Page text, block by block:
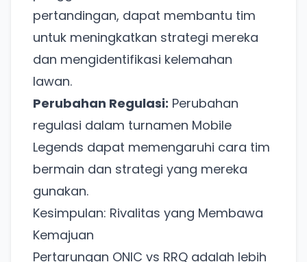
pertandingan, dapat membantu tim
untuk meningkatkan strategi mereka
dan mengidentifikasi kelemahan
lawan.
Perubahan Regulasi: Perubahan
regulasi dalam turnamen Mobile
Legends dapat memengaruhi cara tim
bermain dan strategi yang mereka
gunakan.
Kesimpulan: Rivalitas yang Membawa
Kemajuan
Pertarungan ONIC vs RRQ adalah lebih